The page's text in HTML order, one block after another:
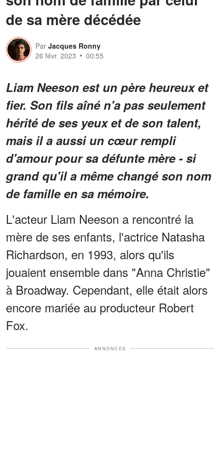
de sa mère décédée
Par Jacques Ronny
26 févr. 2023
00:55
Liam Neeson est un père heureux et
fier. Son fils aîné n'a pas seulement
hérité de ses yeux et de son talent,
mais il a aussi un cœur rempli
d'amour pour sa défunte mère - si
grand qu'il a même changé son nom
de famille en sa mémoire.
L'acteur Liam Neeson a rencontré la
mère de ses enfants, l'actrice Natasha
Richardson, en 1993, alors qu'ils
jouaient ensemble dans "Anna Christie"
à Broadway. Cependant, elle était alors
encore mariée au producteur Robert
Fox.
ANNONCES